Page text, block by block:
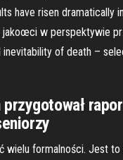
have risen dramatically
jakoœci w perspektywie
of death –
formalności. Jest to